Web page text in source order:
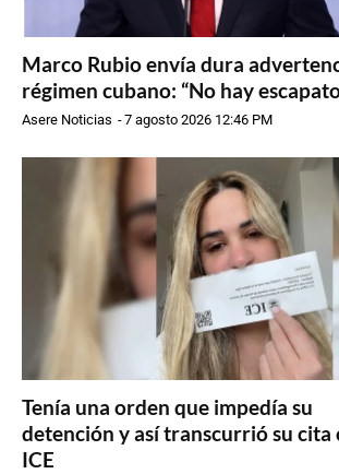
Marco Rubio envía dura
régimen cubano: “No hay
Asere Noticias -7 agosto 2026 12:46 PM
Tenía una orden que impedía su
detención y así transcurrió su cita
ICE